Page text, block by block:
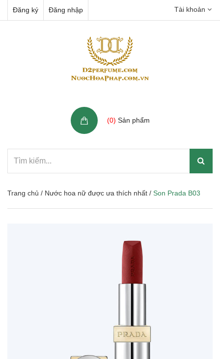
Đăng ký Đăng nhập Tài khoản
(0) Sản phẩm
Trang chủ / Nước hoa nữ được ưa thích nhất / Son Prada B03